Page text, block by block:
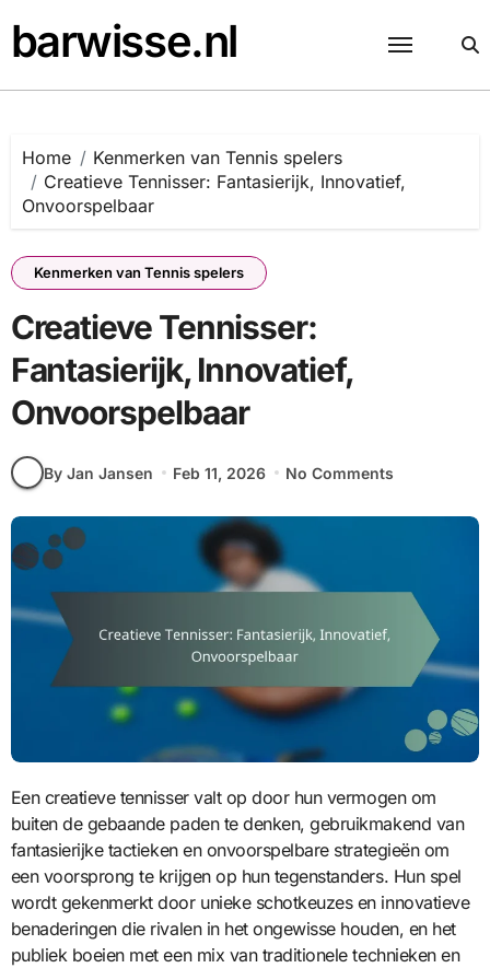
content
barwisse.nl
Home
Kenmerken van Tennis spelers
Creatieve Tennisser: Fantasierijk, Innovatief,
Onvoorspelbaar
Kenmerken van Tennis spelers
Creatieve Tennisser:
Fantasierijk, Innovatief,
Onvoorspelbaar
By Jan Jansen Feb 11, 2026 No Comments
Een creatieve tennisser valt op door hun vermogen om
buiten de gebaande paden te denken, gebruikmakend van
fantasierijke tactieken en onvoorspelbare strategieën om
een voorsprong te krijgen op hun tegenstanders. Hun spel
wordt gekenmerkt door unieke schotkeuzes en innovatieve
benaderingen die rivalen in het ongewisse houden, en het
publiek boeien met een mix van traditionele technieken en